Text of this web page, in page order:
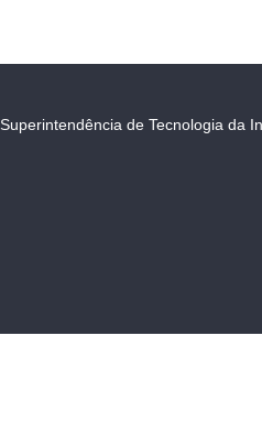
Superintendência de Tecnologia da